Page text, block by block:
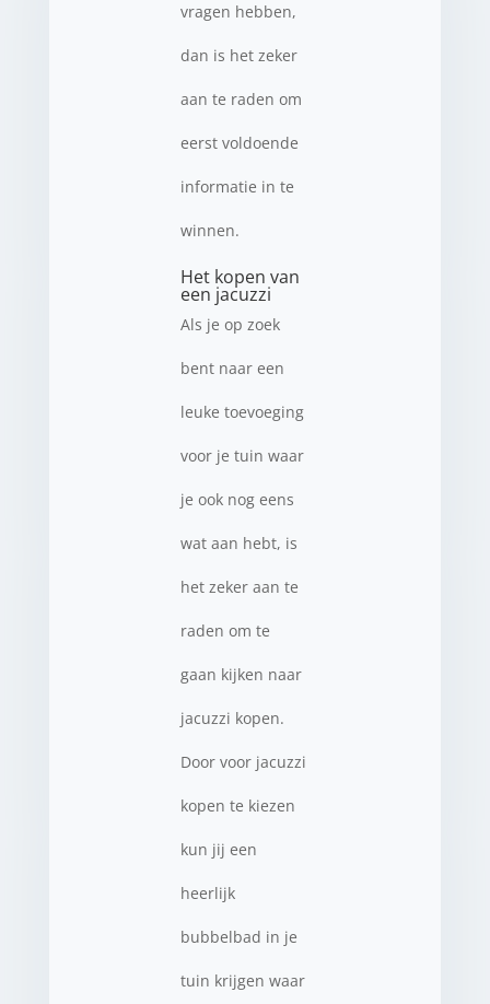
vragen hebben,
dan is het zeker
aan te raden om
eerst voldoende
informatie in te
winnen.
Het kopen van
een jacuzzi
Als je op zoek
bent naar een
leuke toevoeging
voor je tuin waar
je ook nog eens
wat aan hebt, is
het zeker aan te
raden om te
gaan kijken naar
jacuzzi kopen.
Door voor jacuzzi
kopen te kiezen
kun jij een
heerlijk
bubbelbad in je
tuin krijgen waar